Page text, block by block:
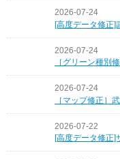
2026-07-24
[高度データ修正
2026-07-24
［グリーン種別
2026-07-24
［マップ修正］
2026-07-22
[高度データ修正]